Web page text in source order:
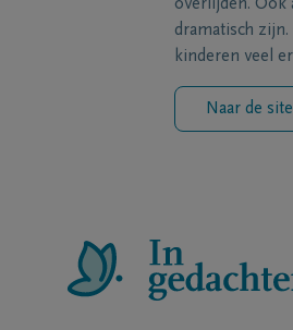
overlijden. Ook
dramatisch zijn.
kinderen veel
Naar de site